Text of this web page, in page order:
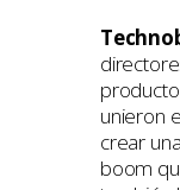
unieron
crear
boom